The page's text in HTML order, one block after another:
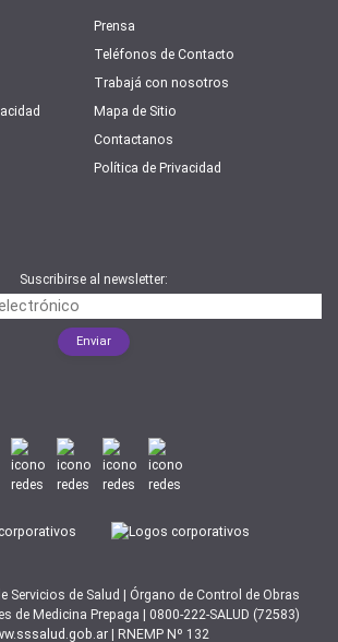
Prensa
Teléfonos de Contacto
Trabajá con nosotros
Mapa de Sitio
Contactanos
Política de Privacidad
Suscribirse al newsletter:
Servicios de Salud | Órgano de Control de Obras
de Medicina Prepaga | 0800-222-SALUD (72583)
| RNEMP Nº 132